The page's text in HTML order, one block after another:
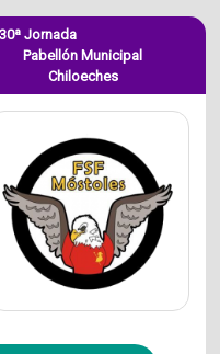
Jornada
Pabellón Municipal
Chiloeches